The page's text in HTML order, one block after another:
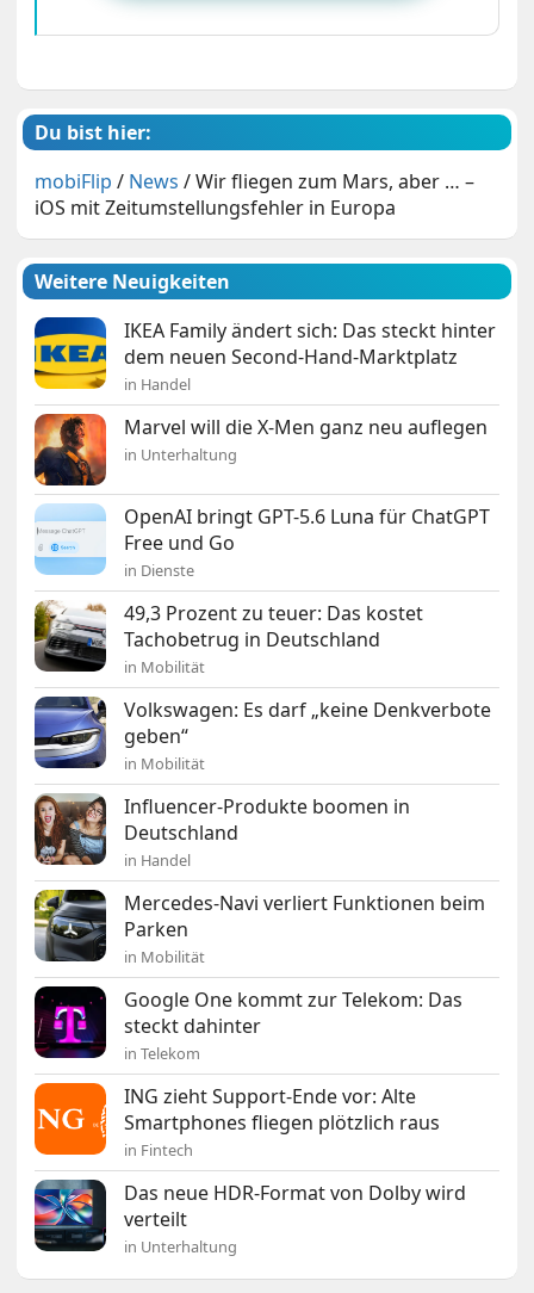
Du bist hier:
mobiFlip / News /Wir fliegen zum Mars, aber … –
iOS mit Zeitumstellungsfehler in Europa
Weitere Neuigkeiten
IKEA Family ändert sich: Das steckt hinter
dem neuen Second-Hand-Marktplatz
in Handel
Marvel will die X-Men ganz neu auflegen
in Unterhaltung
OpenAI bringt GPT-5.6 Luna für ChatGPT
Free und Go
in Dienste
49,3 Prozent zu teuer: Das kostet
Tachobetrug in Deutschland
in Mobilität
Volkswagen: Es darf „keine Denkverbote
geben“
in Mobilität
Influencer-Produkte boomen in
Deutschland
in Handel
Mercedes-Navi verliert Funktionen beim
Parken
in Mobilität
Google One kommt zur Telekom: Das
steckt dahinter
in Telekom
ING zieht Support-Ende vor: Alte
Smartphones fliegen plötzlich raus
in Fintech
Das neue HDR-Format von Dolby wird
verteilt
in Unterhaltung